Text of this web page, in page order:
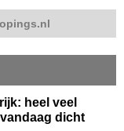
heel veel
dicht